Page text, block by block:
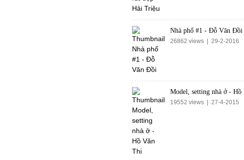
Nhà phố #1 - Đỗ Văn Đồi‎
26862 views | 29-2-2016
Model, setting nhà ở - Hồ
19552 views | 27-4-2015